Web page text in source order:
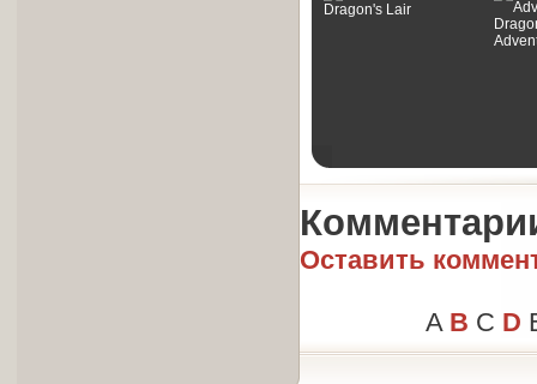
Dragon's Lair
Оставить
A B C D